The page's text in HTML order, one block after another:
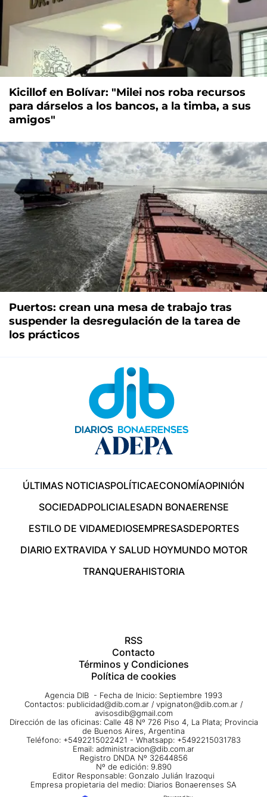
Kicillof en Bolívar: "Milei nos roba recursos
para dárselos a los bancos, a la timba, a sus
amigos"
Puertos: crean una mesa de trabajo tras
suspender la desregulación de la tarea de
los prácticos
ÚLTIMAS NOTICIASPOLÍTICAECONOMÍAOPINIÓN
SOCIEDADPOLICIALESADN BONAERENSE
ESTILO DE VIDAMEDIOSEMPRESASDEPORTES
DIARIO EXTRAVIDA Y SALUD HOYMUNDO MOTOR
TRANQUERAHISTORIA
RSS
Contacto
Términos y Condiciones
Política de cookies
Agencia DIB - Fecha de Inicio: Septiembre 1993
Contactos: publicidad@dib.com.ar / vpignaton@dib.com.ar /
avisosdib@gmail.com
Dirección de las oficinas: Calle 48 Nº 726 Piso 4, La Plata; Provincia
de Buenos Aires, Argentina
Teléfono: +5492215022421 - Whatsapp: +5492215031783
Email: administracion@dib.com.ar
Registro DNDA Nº 32644856
Nº de edición: 9.890
Editor Responsable: Gonzalo Julián Irazoqui
Empresa propietaria del medio: Diarios Bonaerenses SA